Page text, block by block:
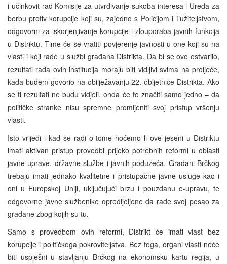
i učinkovit rad Komisije za utvrđivanje sukoba interesa i Ureda za
borbu protiv korupcije koji su, zajedno s Policijom i Tužiteljstvom,
odgovorni za iskorjenjivanje korupcije i zlouporaba javnih funkcija
u Distriktu. Time će se vratiti povjerenje javnosti u one koji su na
vlasti i koji rade u službi građana Distrikta. Da bi se ovo ostvarilo,
rezultati rada ovih institucija moraju biti vidljivi svima na proljeće,
kada budem govorio na obilježavanju 22. obljetnice Distrikta. Ako
se ti rezultati ne budu vidjeli, onda će to značiti samo jedno – da
političke stranke nisu spremne promijeniti svoj pristup vršenju
vlasti.
Isto vrijedi i kad se radi o tome hoćemo li ove jeseni u Distriktu
imati aktivan pristup provedbi prijeko potrebnih reformi u oblasti
javne uprave, državne službe i javnih poduzeća. Građani Brčkog
trebaju imati jednako kvalitetne i pristupačne javne usluge kao i
oni u Europskoj Uniji, uključujući brzu i pouzdanu e-upravu, te
odgovorne javne službenike opredijeljene da rade svoj posao za
građane zbog kojih su tu.
Samo s provedbom ovih reformi, Distrikt će imati vlast bez
korupcije i političkoga pokroviteljstva. Bez toga, organi vlasti neće
biti uspješni u stavljanju Brčkog na ekonomsku kartu regija, u